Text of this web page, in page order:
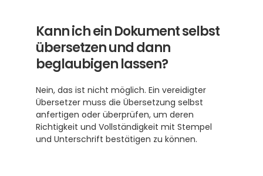
Kann ich ein Dokument selbst
übersetzen und dann
beglaubigen lassen?
Nein, das ist nicht möglich. Ein vereidigter
Übersetzer muss die Übersetzung selbst
anfertigen oder überprüfen, um deren
Richtigkeit und Vollständigkeit mit Stempel
und Unterschrift bestätigen zu können.